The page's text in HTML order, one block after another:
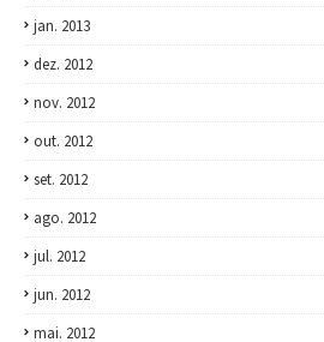
jan. 2013
dez. 2012
nov. 2012
out. 2012
set. 2012
ago. 2012
jul. 2012
jun. 2012
mai. 2012